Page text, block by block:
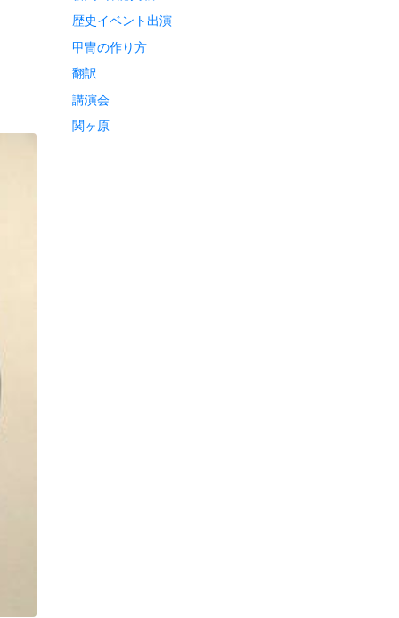
歴史イベント出演
甲冑の作り方
翻訳
講演会
関ヶ原